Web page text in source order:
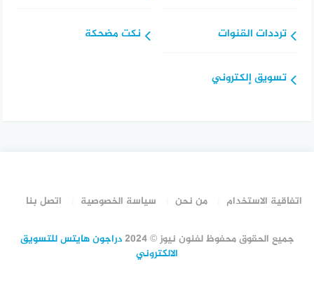
ترددات القنوات
تسويق إلكتروني
نكت مضحكة
اتفاقية الاستخدام من نحن سياسة الخصوصية اتصل بنا
جميع الحقوق محفوظ لفنون نيوز © 2024
دراجون هايتس للتسويق
الالكتروني